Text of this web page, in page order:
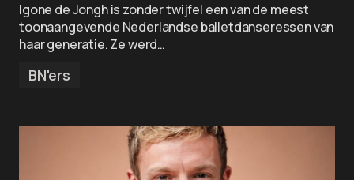
Igone de Jongh is zonder twijfel een van de meest
toonaangevende Nederlandse balletdanseressen van
haar generatie. Ze werd…
BN'ers